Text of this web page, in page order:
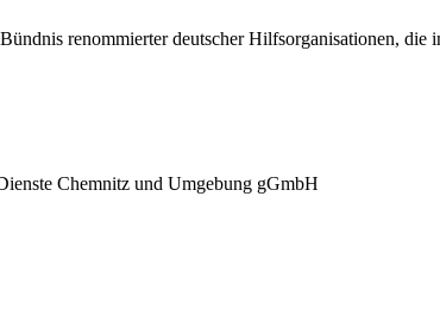
renommierter deutscher Hilfsorganisationen,